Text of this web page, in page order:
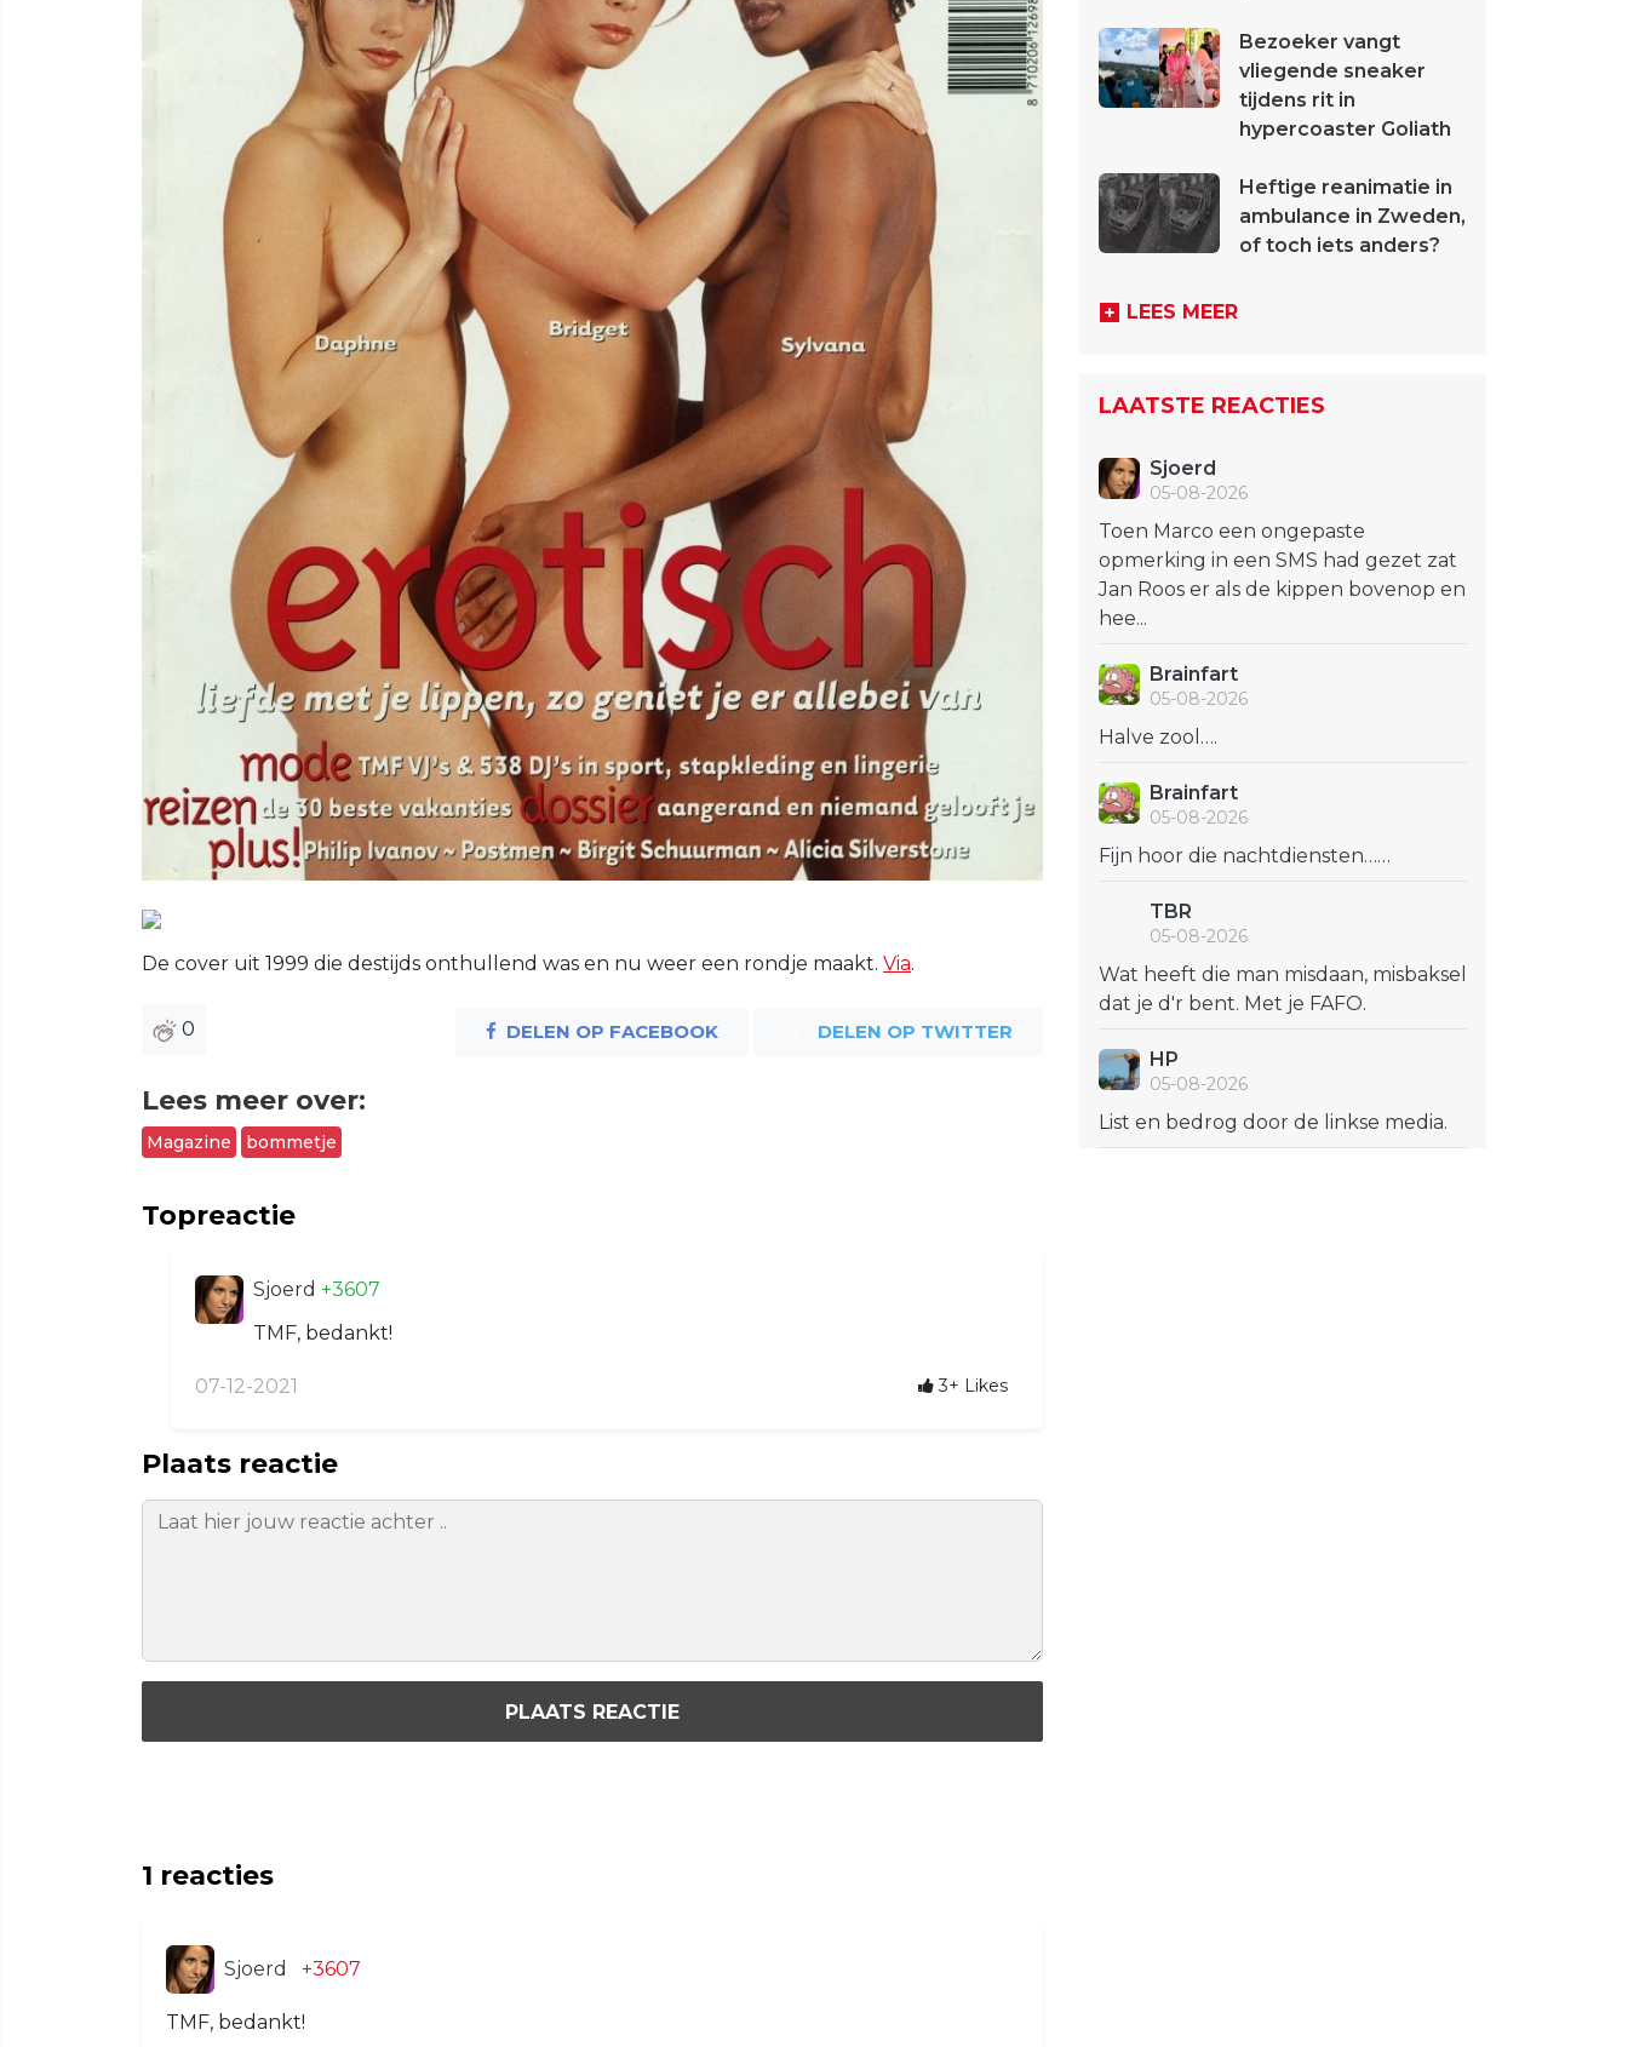
De cover uit 1999 die destijds onthullend was en nu weer een rondje maakt. Via.
0 DELEN OP FACEBOOK DELEN OP TWITTER
Lees meer over:
Magazine bommetje
Topreactie
Sjoerd +3607
TMF, bedankt!
07-12-2021 3+ Likes
Plaats reactie
PLAATS REACTIE
1 reacties
Sjoerd +3607
TMF, bedankt!
Bezoeker vangt
vliegende sneaker
tijdens rit in
hypercoaster Goliath
Heftige reanimatie in
ambulance in Zweden,
of toch iets anders?
LEES MEER
LAATSTE REACTIES
Sjoerd
05-08-2026
Toen Marco een ongepaste
opmerking in een SMS had gezet zat
Jan Roos er als de kippen bovenop en
hee...
Brainfart
05-08-2026
Halve zool….
Brainfart
05-08-2026
Fijn hoor die nachtdiensten……
TBR
05-08-2026
Wat heeft die man misdaan, misbaksel
dat je d'r bent. Met je FAFO.
HP
05-08-2026
List en bedrog door de linkse media.